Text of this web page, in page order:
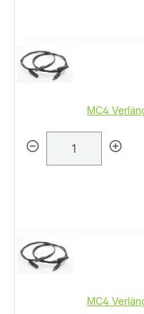
MC4
MC4